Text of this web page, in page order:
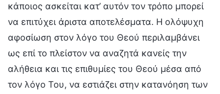
κάποιος ασκείται κατ’ αυτόν τον τρόπο μπορεί
να επιτύχει άριστα αποτελέσματα. Η ολόψυχη
αφοσίωση στον λόγο του Θεού περιλαμβάνει
ως επί το πλείστον να αναζητά κανείς την
αλήθεια και τις επιθυμίες του Θεού μέσα από
τον λόγο Του, να εστιάζει στην κατανόηση των